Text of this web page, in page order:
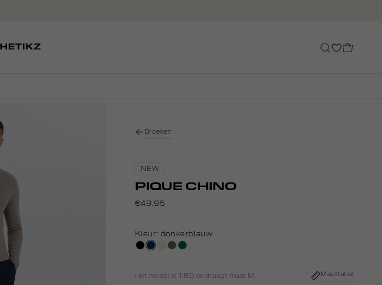
Broeken
NEW
PIQUE CHINO
€49.95
Kleur: donkerblauw
zwartdonkerblauw
kit,middenbruin
donkergroen
Het model is 1.80 en draagt maat M Maattabel